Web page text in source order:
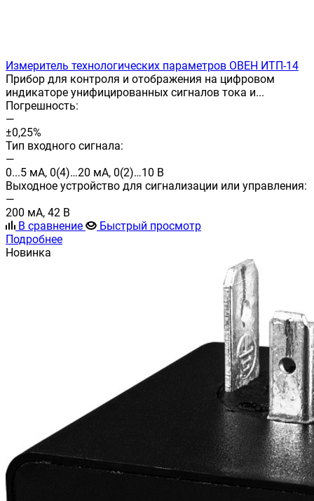
Измеритель технологических параметров ОВЕН ИТП-14
Прибор для контроля и отображения на цифровом
индикаторе унифицированных сигналов тока и...
Погрешность:
—
±0,25%
Тип входного сигнала:
—
0...5 мА, 0(4)…20 мА, 0(2)…10 В
Выходное устройство для сигнализации или управления:
—
200 мА, 42 В
В сравнение
Быстрый просмотр
Подробнее
Новинка